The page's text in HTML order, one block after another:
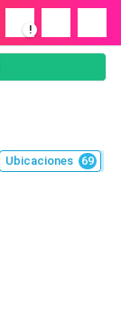
!
Ubicaciones 69